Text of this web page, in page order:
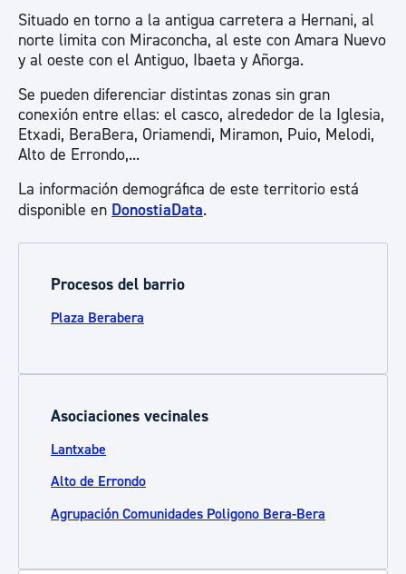
Situado en torno a la antigua carretera a Hernani, al
norte limita con Miraconcha, al este con Amara Nuevo
y al oeste con el Antiguo, Ibaeta y Añorga.
Se pueden diferenciar distintas zonas sin gran
conexión entre ellas: el casco, alrededor de la Iglesia,
Etxadi, BeraBera, Oriamendi, Miramon, Puio, Melodi,
Alto de Errondo,...
La información demográfica de este territorio está
disponible en DonostiaData.
Procesos del barrio
Plaza Berabera
Asociaciones vecinales
Lantxabe
Alto de Errondo
Agrupación Comunidades Poligono Bera-Bera